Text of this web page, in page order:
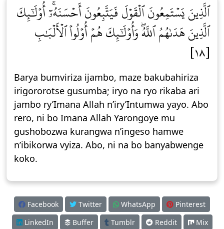
ٱلَّذِينَ يَسۡتَمِعُونَ ٱلۡقَوۡلَ فَيَتَّبِعُونَ أَحۡسَنَهُۥٓۚ أُوْلَٰٓئِكَ
ٱلَّذِينَ هَدَىٰهُمُ ٱللَّهُۖ وَأُوْلَٰٓئِكَ هُمۡ أُوْلُواْ ٱلۡأَلۡبَٰبِ
[١٨]
Barya bumviriza ijambo, maze bakubahiriza
irigororotse gusumba; iryo na ryo rikaba ari
jambo ry’Imana Allah n’iry’Intumwa yayo. Abo
rero, ni bo Imana Allah Yarongoye mu
gushobozwa kurangwa n’ingeso hamwe
n’ibikorwa vyiza. Abo, ni na bo banyabwenge
koko.
Facebook Twitter WhatsApp
Pinterest
LinkedIn
Buffer Tumblr Reddit
Mix